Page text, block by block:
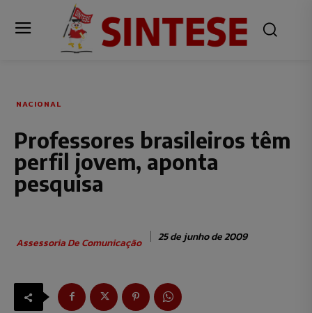
NACIONAL
Professores brasileiros têm
perfil jovem, aponta
pesquisa
Assessoria De Comunicação 25 de junho de 2009